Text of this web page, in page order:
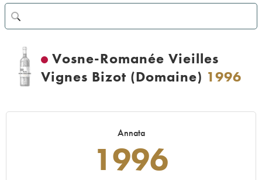
Vosne-Romanée Vieilles
Vignes Bizot (Domaine) 1996
Annata
1996